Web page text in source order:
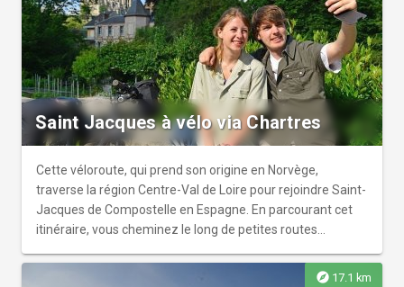
Saint Jacques à vélo via Chartres
Cette véloroute, qui prend son origine en Norvège,
traverse la région Centre-Val de Loire pour rejoindre Saint-
Jacques de Compostelle en Espagne. En parcourant cet
itinéraire, vous cheminez le long de petites routes
profiter des paysages des vallées de l’Eure et du Loir, de
explore 17.1 km